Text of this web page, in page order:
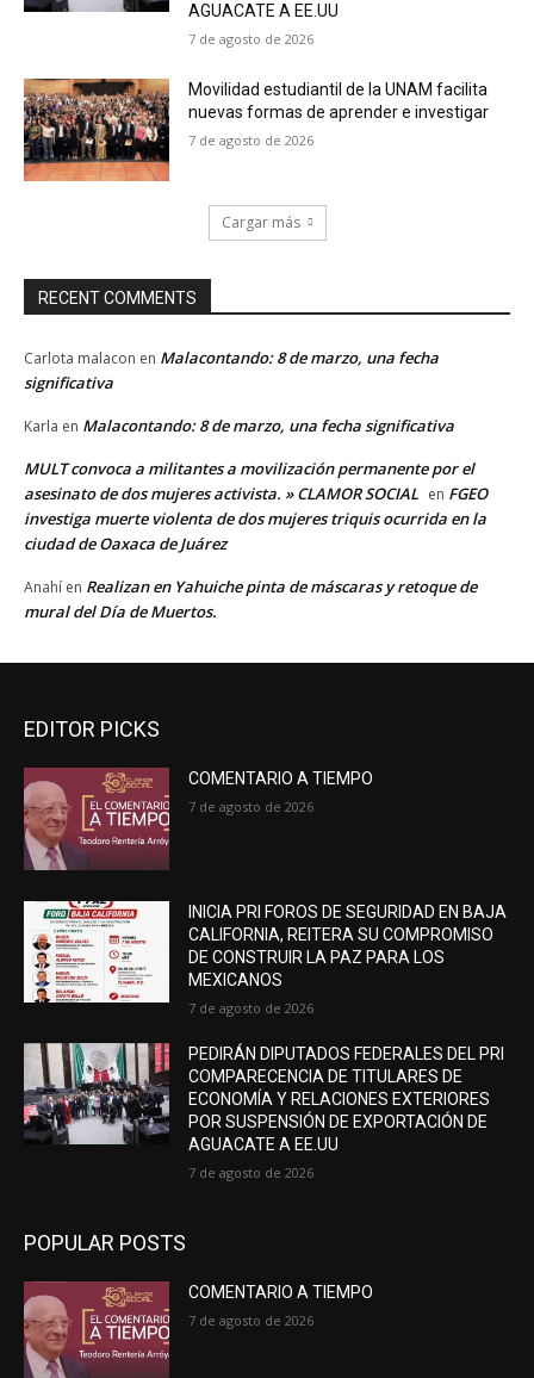
AGUACATE A EE.UU
7 de agosto de 2026
Movilidad estudiantil de la UNAM facilita
nuevas formas de aprender e investigar
7 de agosto de 2026
Cargar más
RECENT COMMENTS
Carlota malacon en Malacontando: 8 de marzo, una fecha
significativa
Karla en Malacontando: 8 de marzo, una fecha significativa
MULT convoca a militantes a movilización permanente por el
asesinato de dos mujeres activista. » CLAMOR SOCIAL en FGEO
investiga muerte violenta de dos mujeres triquis ocurrida en la
ciudad de Oaxaca de Juárez
Anahí en Realizan en Yahuiche pinta de máscaras y retoque de
mural del Día de Muertos.
EDITOR PICKS
COMENTARIO A TIEMPO
7 de agosto de 2026
INICIA PRI FOROS DE SEGURIDAD EN BAJA
CALIFORNIA, REITERA SU COMPROMISO
DE CONSTRUIR LA PAZ PARA LOS
MEXICANOS
7 de agosto de 2026
PEDIRÁN DIPUTADOS FEDERALES DEL PRI
COMPARECENCIA DE TITULARES DE
ECONOMÍA Y RELACIONES EXTERIORES
POR SUSPENSIÓN DE EXPORTACIÓN DE
AGUACATE A EE.UU
7 de agosto de 2026
POPULAR POSTS
COMENTARIO A TIEMPO
7 de agosto de 2026